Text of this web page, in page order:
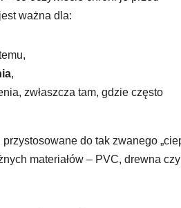
ważna dla:
,
zwłaszcza tam, gdzie często
do tak zwanego
materiałów – PVC, drewna czy